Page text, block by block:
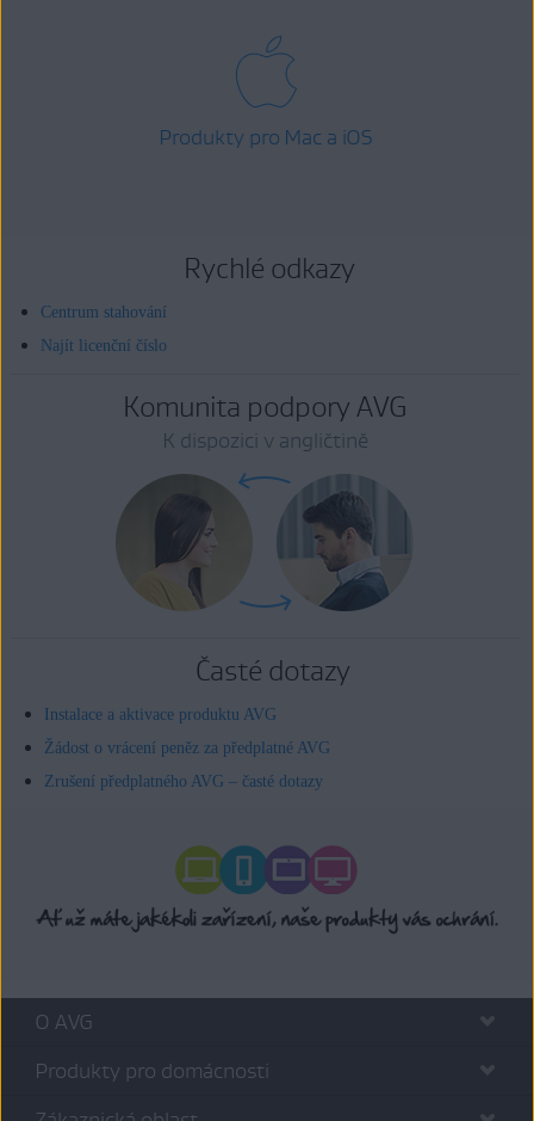
Produkty pro Mac a iOS
Rychlé odkazy
Centrum stahování
Najít licenční číslo
Komunita podpory AVG
K dispozici v angličtině
Časté dotazy
Instalace a aktivace produktu AVG
Žádost o vrácení peněz za předplatné AVG
Zrušení předplatného AVG – časté dotazy
O AVG
Produkty pro domácnosti